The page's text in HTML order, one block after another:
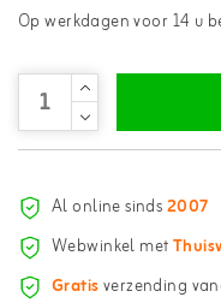
Op werkdagen voor 14 u
Al online sinds2007
Webwinkel met
Gratisverzending